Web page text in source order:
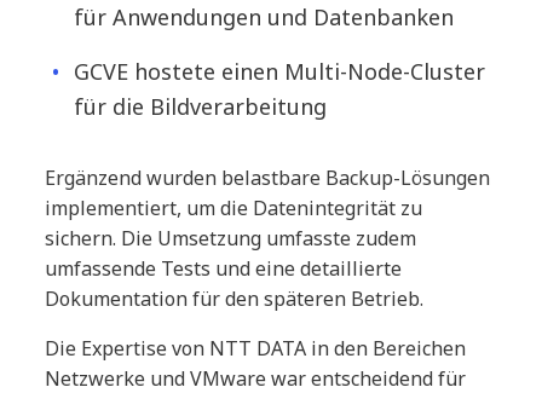
für Anwendungen und Datenbanken
GCVE hostete einen Multi-Node-Cluster
für die Bildverarbeitung
Ergänzend wurden belastbare Backup-Lösungen
implementiert, um die Datenintegrität zu
sichern. Die Umsetzung umfasste zudem
umfassende Tests und eine detaillierte
Dokumentation für den späteren Betrieb.
Die Expertise von NTT DATA in den Bereichen
Netzwerke und VMware war entscheidend für